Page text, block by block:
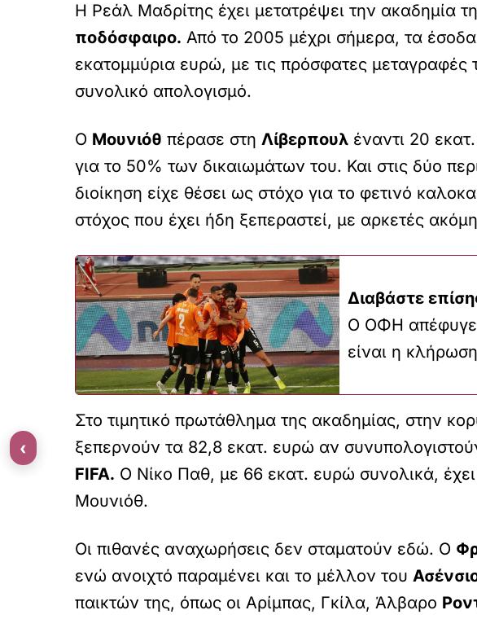
Η Ρεάλ Μαδρίτης έχει μετατρέψει την ακαδημία
ποδόσφαιρο. Από το 2005 μέχρι σήμερα, τα
εκατομμύρια ευρώ, με τις πρόσφατες
συνολικό απολογισμό.
Ο Μουνιόθ πέρασε στη Λίβερπουλ έναντι 20
για το 50% των δικαιωμάτων του. Και στις δύο
διοίκηση είχε θέσει ως στόχο για το φετινό
στόχος που έχει ήδη ξεπεραστεί, με αρκετές
Διαβάστε
Ο ΟΦΗ απέφυγε
είναι η
Στο τιμητικό πρωτάθλημα της ακαδημίας, στην
ξεπερνούν τα 82,8 εκατ. ευρώ αν
FIFA. Ο Νίκο Παθ, με 66 εκατ. ευρώ συνολικά,
Μουνιόθ.
Οι πιθανές αναχωρήσεις δεν σταματούν εδώ. Ο
ενώ ανοιχτό παραμένει και το μέλλον του
παικτών της, όπως οι Αρίμπας, Γκίλα, Άλβαρο
‹